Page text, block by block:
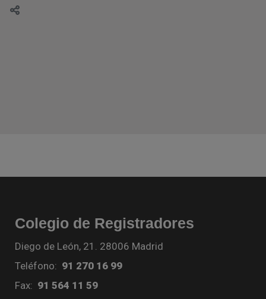
Colegio de Registradores
Diego de León, 21. 28006 Madrid
Teléfono: 91 270 16 99
Fax: 91 564 11 59